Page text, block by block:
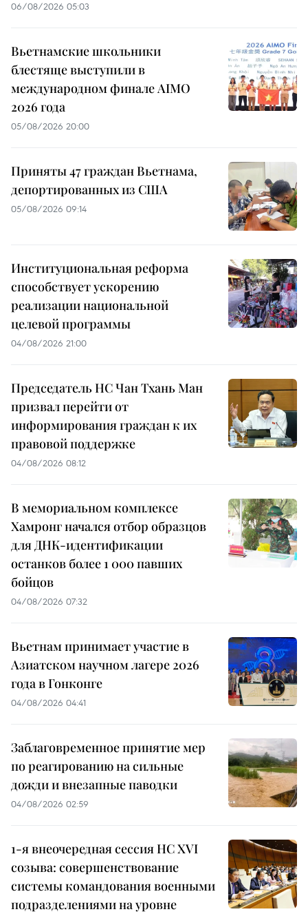
06/08/2026 05:03
Вьетнамские школьники
блестяще выступили в
международном финале AIMO
2026 года
05/08/2026 20:00
Приняты 47 граждан Вьетнама,
депортированных из США
05/08/2026 09:14
Институциональная реформа
способствует ускорению
реализации национальной
целевой программы
04/08/2026 21:00
Председатель НС Чан Тхань Ман
призвал перейти от
информирования граждан к их
правовой поддержке
04/08/2026 08:12
В мемориальном комплексе
Хамронг начался отбор образцов
для ДНК-идентификации
останков более 1 000 павших
бойцов
04/08/2026 07:32
Вьетнам принимает участие в
Азиатском научном лагере 2026
года в Гонконге
04/08/2026 04:41
Заблаговременное принятие мер
по реагированию на сильные
дожди и внезапные паводки
04/08/2026 02:59
1-я внеочередная сессия НС XVI
созыва: совершенствование
системы командования военными
подразделениями на уровне